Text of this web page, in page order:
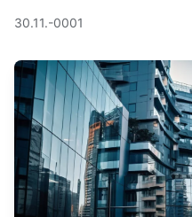
30.11.-0001